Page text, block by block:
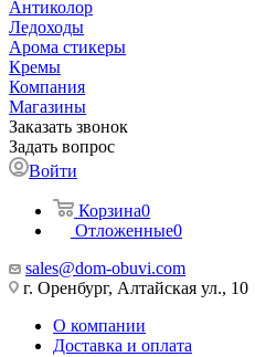
Антиколор
Ледоходы
Арома стикеры
Кремы
Компания
Магазины
Заказать звонок
Задать вопрос
Войти
Корзина0
Отложенные0
sales@dom-obuvi.com
г. Оренбург, Алтайская ул., 10
О компании
Доставка и оплата